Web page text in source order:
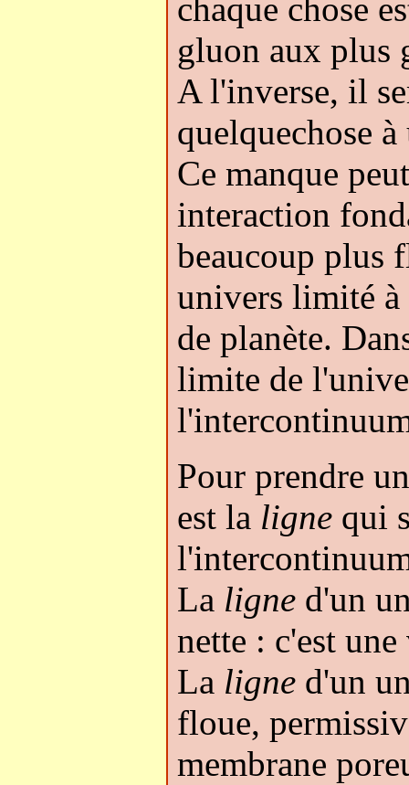
chaque chose
gluon aux plus
A l'inverse, il
quelquechose
Ce manque
interaction
beaucoup plus
univers limité à
de planète.
limite de
Pour prendre
est la lignequi
La ligned'un
nette : c'est
La ligned'un
floue,
membrane